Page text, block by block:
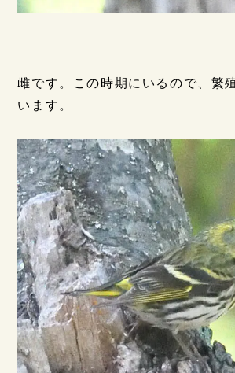
雌です。この時期にいるので、繁
います。